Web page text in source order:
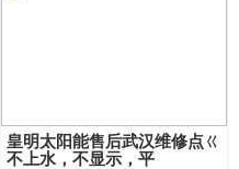
皇明太阳能售后武汉维修点ㄍ
不上水，不显示，平